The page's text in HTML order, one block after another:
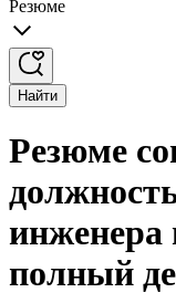
Резюме
Найти
Резюме
инженера
полный